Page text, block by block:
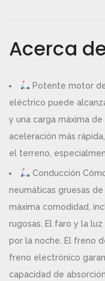
Acerca
Potente motor
eléctrico puede
y una carga máxima de
aceleración más
el terreno,
Conducción
neumáticas gruesas
máxima comodidad,
rugosas. El faro y la
por la noche. El freno
freno electrónico
capacidad de